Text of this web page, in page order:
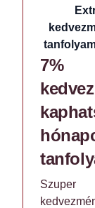
7%
Szuper